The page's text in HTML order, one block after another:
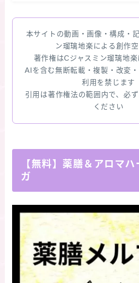
本サイトの動画・画像・構成・
ン瑠璃地楽による創作
著作権はCジャスミン瑠璃地
AIを含む無断転載・複製・改変
利用を禁じます
引用は著作権法の範囲内で、必
ください
【無料】薬膳＆アロマハ
ガ